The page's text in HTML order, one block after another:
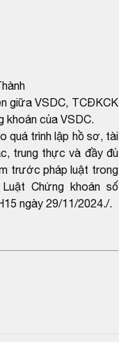
giữa VSDC, TCĐKCK
của VSDC.
quá trình lập hồ sơ, tài
trung thực và đầy đủ
trước pháp luật trong
Chứng khoán số
ngày 29/11/2024./.